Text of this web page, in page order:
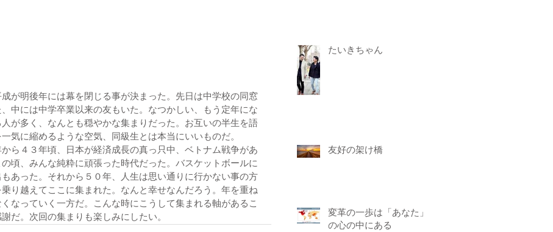
が明後年には幕を閉じる事が決まった。先日は中学校の同窓
中には中学卒業以来の友もいた。なつかしい、もう定年にな
が多く、なんとも穏やかな集まりだった。お互いの半生を語
気に縮めるような空気、同級生とは本当にいいものだ。
ら４３年頃、日本が経済成長の真っ只中、ベトナム戦争があ
頃、みんな純粋に頑張った時代だった。バスケットボールに
あった。それから５０年、人生は思い通りに行かない事の方
り越えてここに集まれた。なんと幸せなんだろう。年を重ね
なっていく一方だ。こんな時にこうして集まれる軸があるこ
だ。次回の集まりも楽しみにしたい。
たいきちゃん
友好の架け橋
変革の一歩は「あなた」
の心の中にある